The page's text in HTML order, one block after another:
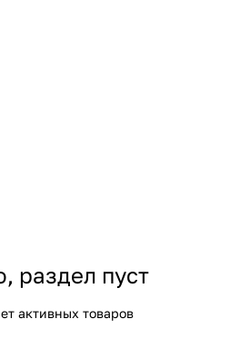
раздел пуст
активных товаров